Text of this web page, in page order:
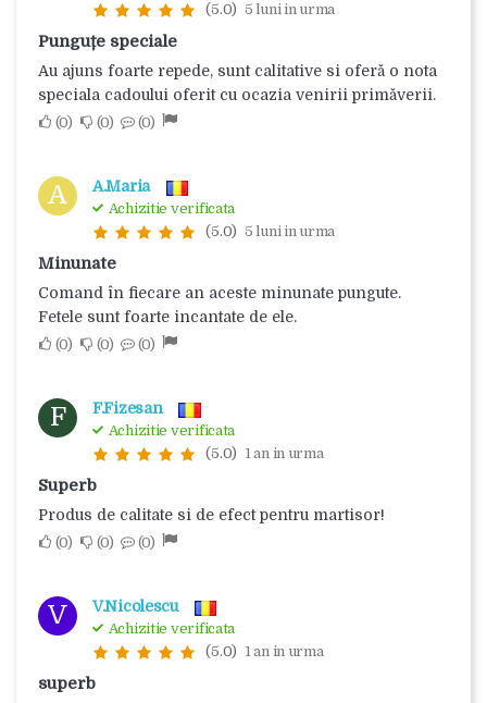
(5.0) 5 luni in urma
Punguțe speciale
Au ajuns foarte repede, sunt calitative si oferă o nota
speciala cadoului oferit cu ocazia venirii primăverii.
0 0 0
A A.Maria
Achizitie verificata
(5.0) 5 luni in urma
Minunate
Comand în fiecare an aceste minunate pungute.
Fetele sunt foarte incantate de ele.
0 0 0
F F.Fizesan
Achizitie verificata
(5.0) 1 an in urma
Superb
Produs de calitate si de efect pentru martisor!
0 0 0
V V.Nicolescu
Achizitie verificata
(5.0) 1 an in urma
superb